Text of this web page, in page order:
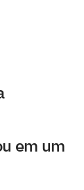
em um